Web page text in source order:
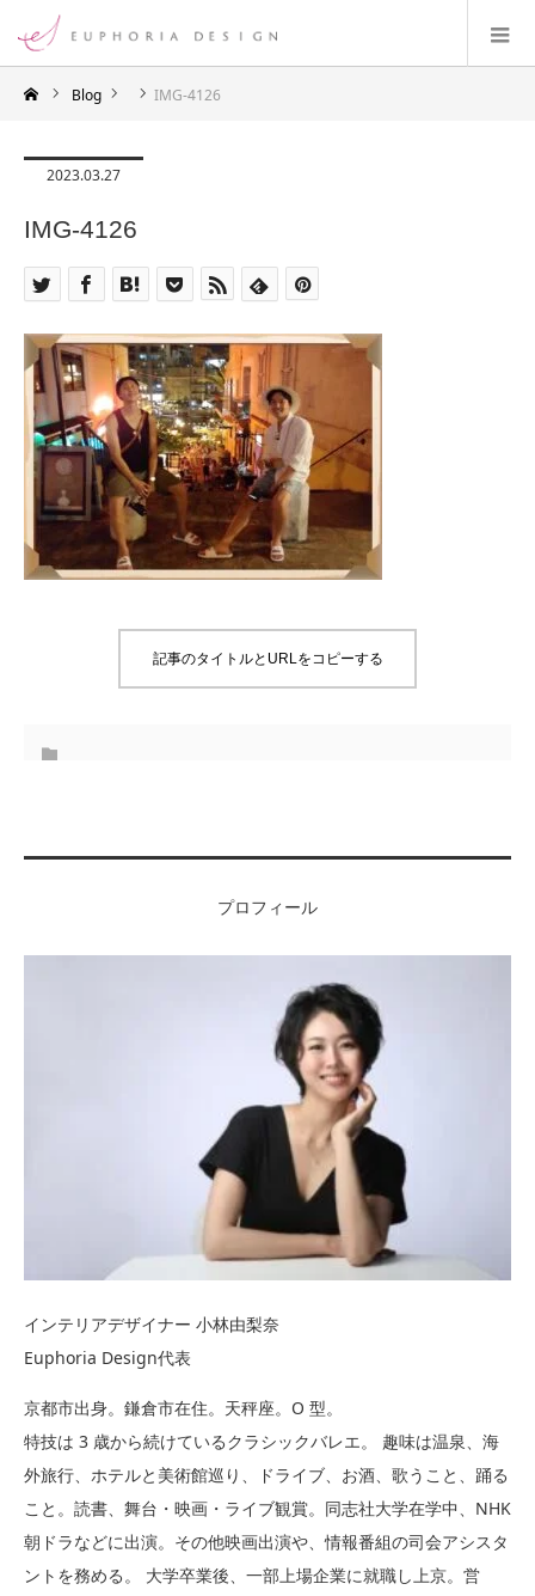
Blog IMG-4126
2023.03.27
IMG-4126
記事のタイトルとURLをコピーする
プロフィール
インテリアデザイナー 小林由梨奈
Euphoria Design代表
京都市出身。鎌倉市在住。天秤座。O 型。
特技は 3 歳から続けているクラシックバレエ。 趣味は温泉、海
外旅行、ホテルと美術館巡り、ドライブ、お酒、歌うこと、踊る
こと。読書、舞台・映画・ライブ観賞。同志社大学在学中、NHK
朝ドラなどに出演。その他映画出演や、情報番組の司会アシスタ
ントを務める。 大学卒業後、一部上場企業に就職し上京。営